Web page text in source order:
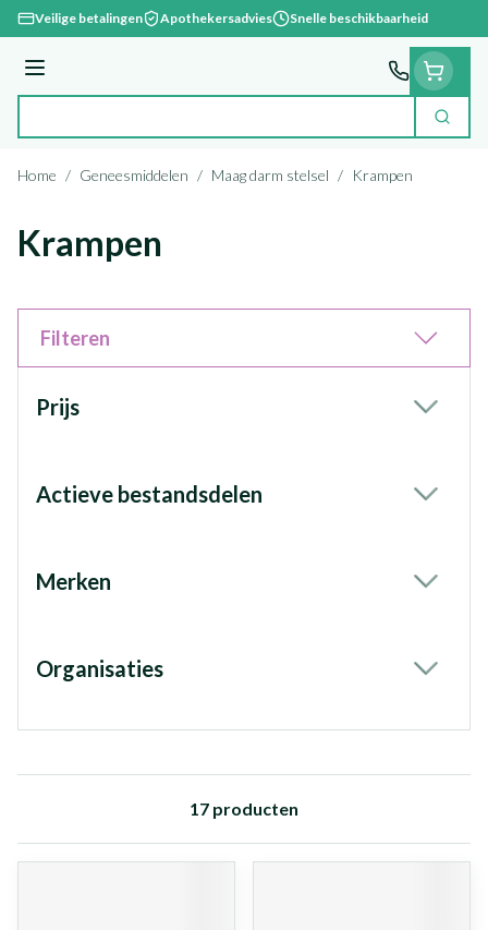
Ga naar de inhoud
Veilige betalingen Apothekersadvies Snelle beschikbaarheid
Menu
Zoek
Home / Geneesmiddelen / Maag darm stelsel / Krampen
Krampen
Filteren
Prijs
Actieve bestandsdelen
Merken
Organisaties
17 producten